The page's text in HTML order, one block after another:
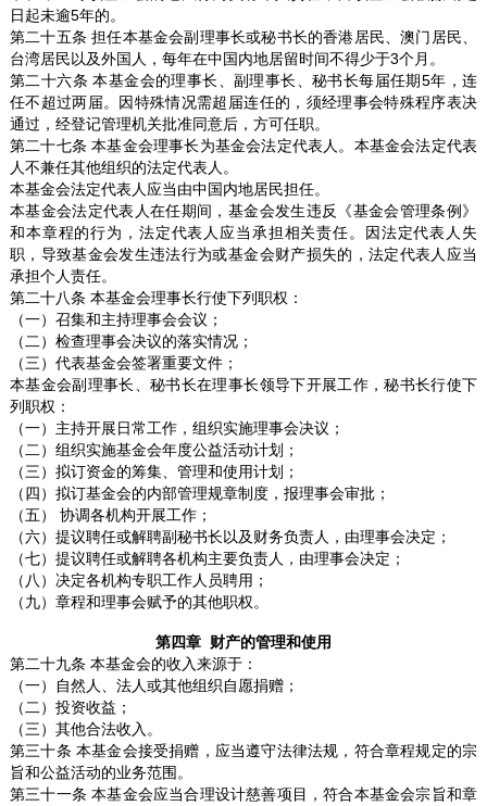
日起未逾5年的。
第二十五条 担任本基金会副理事长或秘书长的香港居民、澳门居民、
台湾居民以及外国人，每年在中国内地居留时间不得少于3个月。
第二十六条 本基金会的理事长、副理事长、秘书长每届任期5年，连
任不超过两届。因特殊情况需超届连任的，须经理事会特殊程序表决
通过，经登记管理机关批准同意后，方可任职。
第二十七条 本基金会理事长为基金会法定代表人。本基金会法定代表
人不兼任其他组织的法定代表人。
本基金会法定代表人应当由中国内地居民担任。
本基金会法定代表人在任期间，基金会发生违反《基金会管理条例》
和本章程的行为，法定代表人应当承担相关责任。因法定代表人失
职，导致基金会发生违法行为或基金会财产损失的，法定代表人应当
承担个人责任。
第二十八条 本基金会理事长行使下列职权：
（一）召集和主持理事会会议；
（二）检查理事会决议的落实情况；
（三）代表基金会签署重要文件；
本基金会副理事长、秘书长在理事长领导下开展工作，秘书长行使下
列职权：
（一）主持开展日常工作，组织实施理事会决议；
（二）组织实施基金会年度公益活动计划；
（三）拟订资金的筹集、管理和使用计划；
（四）拟订基金会的内部管理规章制度，报理事会审批；
（五） 协调各机构开展工作；
（六）提议聘任或解聘副秘书长以及财务负责人，由理事会决定；
（七）提议聘任或解聘各机构主要负责人，由理事会决定；
（八）决定各机构专职工作人员聘用；
（九）章程和理事会赋予的其他职权。
第四章 财产的管理和使用
第二十九条 本基金会的收入来源于：
（一）自然人、法人或其他组织自愿捐赠；
（二）投资收益；
（三）其他合法收入。
第三十条 本基金会接受捐赠，应当遵守法律法规，符合章程规定的宗
旨和公益活动的业务范围。
第三十一条 本基金会应当合理设计慈善项目，符合本基金会宗旨和章